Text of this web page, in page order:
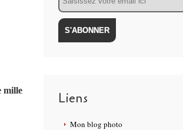
mille
Liens
Mon blog photo